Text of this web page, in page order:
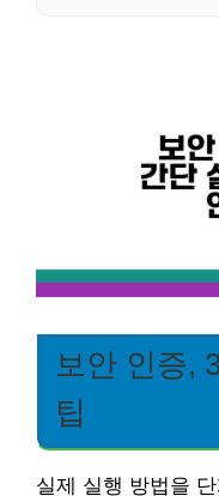
보안 인증,
팁
실제 실행 방법을